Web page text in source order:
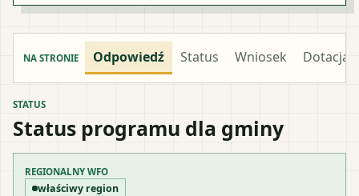
NA STRONIE Odpowiedź Status Wniosek Dotacja
STATUS
Status programu dla gminy
REGIONALNY WFO
właściwy region